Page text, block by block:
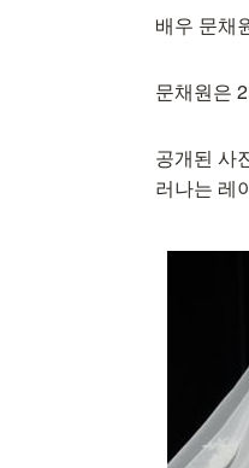
배우 문채
문채원은
공개된 사
러나는 레